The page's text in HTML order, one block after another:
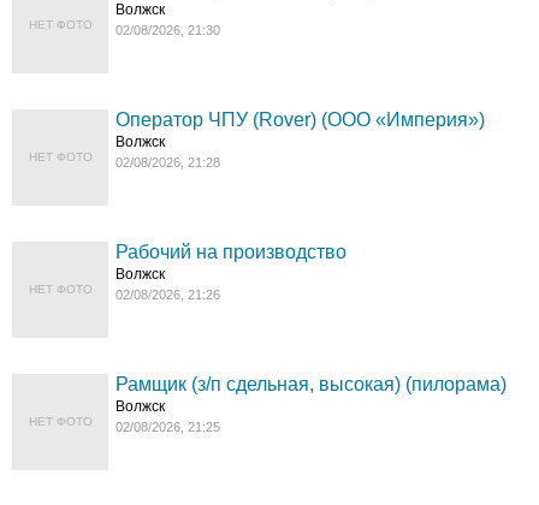
НЕТ ФОТО
Волжск
02/08/2026, 21:30
НЕТ ФОТО
Оператор ЧПУ (Rover) (ООО «Империя»)
Волжск
02/08/2026, 21:28
НЕТ ФОТО
Рабочий на производство
Волжск
02/08/2026, 21:26
НЕТ ФОТО
Рамщик (з/п сдельная, высокая) (пилорама)
Волжск
02/08/2026, 21:25